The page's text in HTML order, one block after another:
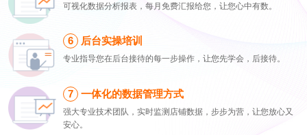
可视化数据分析报表，每月免费汇报给您，让您心中有数。
后台实操培训
专业指导您在后台接待的每一步操作，让您先学会，后接待。
一体化的数据管理方式
强大专业技术团队，实时监测店铺数据，步步为营，让您放心又
安心。